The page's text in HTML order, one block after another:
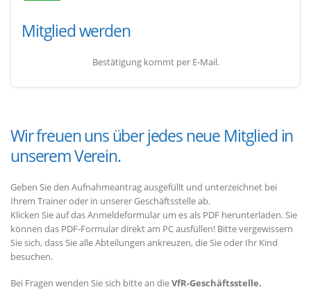
Mitglied werden
Bestätigung kommt per E-Mail.
Wir freuen uns über jedes neue Mitglied in
unserem Verein.
Geben Sie den Aufnahmeantrag ausgefüllt und unterzeichnet bei
Ihrem Trainer oder in unserer Geschäftsstelle ab.
Klicken Sie auf das Anmeldeformular um es als PDF herunterladen. Sie
können das PDF-Formular direkt am PC ausfüllen! Bitte vergewissern
Sie sich, dass Sie alle Abteilungen ankreuzen, die Sie oder Ihr Kind
besuchen.
Bei Fragen wenden Sie sich bitte an dieVfR-Geschäftsstelle.